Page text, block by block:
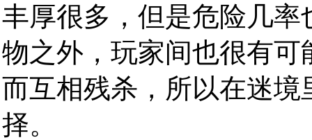
丰厚很多，但是危险几率
物之外，玩家间也很有
而互相残杀，所以在迷
择。